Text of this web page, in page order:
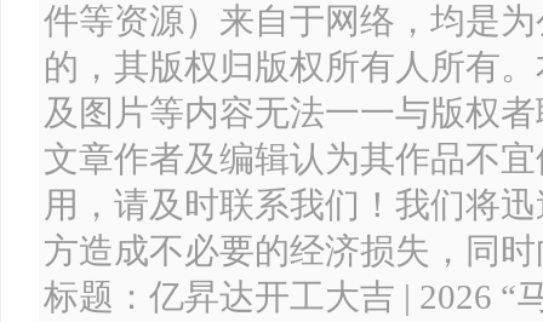
件等资源）来自于网络，均是
的，其版权归版权所有人所有
及图片等内容无法一一与版权
文章作者及编辑认为其作品不
用，请及时联系我们！我们将
方造成不必要的经济损失，同
标题：亿昇达开工大吉 | 2026